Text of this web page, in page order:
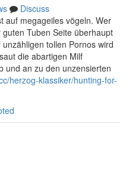
Discuss
auf megageiles vögeln. Wer
Tuben Seite überhaupt
tollen Pornos wird
die abartigen Milf
und an zu den unzensierten
herzog-klassiker/hunting-for-